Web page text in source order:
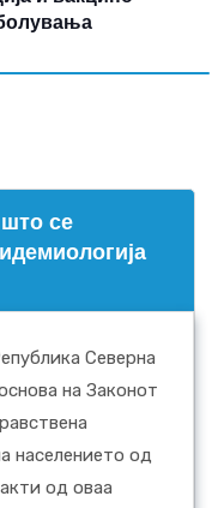
се
Северна
на Законот
населението од
од оваа